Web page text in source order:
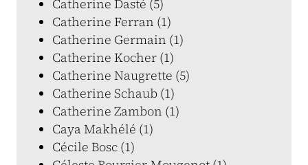
Catherine Dasté (5)
Catherine Ferran (1)
Catherine Germain (1)
Catherine Kocher (1)
Catherine Naugrette (5)
Catherine Schaub (1)
Catherine Zambon (1)
Caya Makhélé (1)
Cécile Bosc (1)